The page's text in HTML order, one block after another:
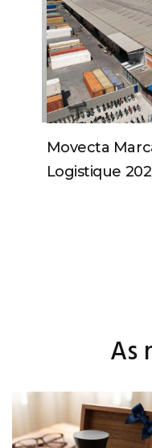
Movecta
Logistique
Integradas E
As